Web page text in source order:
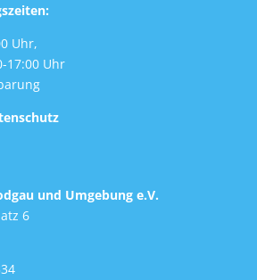
Uhr,
17:00 Uhr
und Umgebung e.V.
6